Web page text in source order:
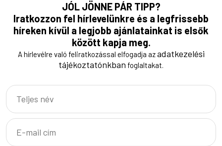
JÓL JÖNNE PÁR TIPP?
Iratkozzon fel hírlevelünkre és a legfrissebb
híreken kívül a legjobb ajánlatainkat is elsők
között kapja meg.
A hírlevélre való feliratkozással elfogadja azadatkezelési
tájékoztatónkban foglaltakat.